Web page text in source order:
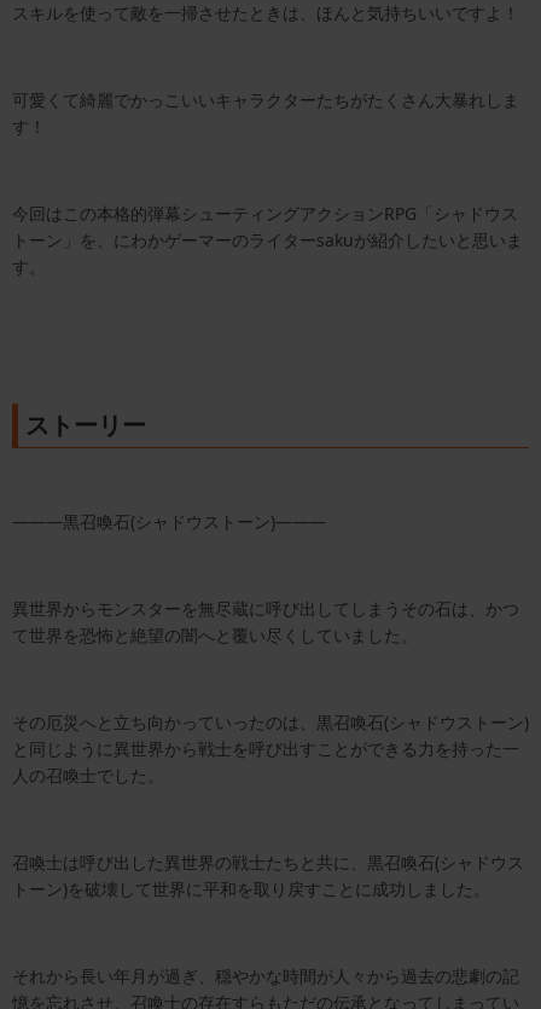
スキルを使って敵を一掃させたときは、ほんと気持ちいいですよ！
可愛くて綺麗でかっこいいキャラクターたちがたくさん大暴れしま
す！
今回はこの本格的弾幕シューティングアクションRPG「シャドウス
トーン」を、にわかゲーマーのライターsakuが紹介したいと思いま
す。
ストーリー
―――黒召喚石(シャドウストーン)―――
異世界からモンスターを無尽蔵に呼び出してしまうその石は、かつ
て世界を恐怖と絶望の闇へと覆い尽くしていました。
その厄災へと立ち向かっていったのは、黒召喚石(シャドウストーン)
と同じように異世界から戦士を呼び出すことができる力を持った一
人の召喚士でした。
召喚士は呼び出した異世界の戦士たちと共に、黒召喚石(シャドウス
トーン)を破壊して世界に平和を取り戻すことに成功しました。
それから長い年月が過ぎ、穏やかな時間が人々から過去の悲劇の記
憶を忘れさせ、召喚士の存在すらもただの伝承となってしまってい